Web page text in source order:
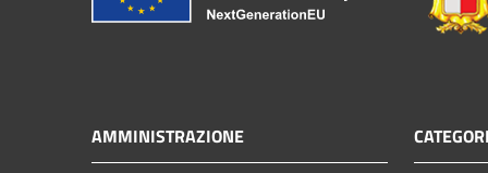
AMMINISTRAZIONE